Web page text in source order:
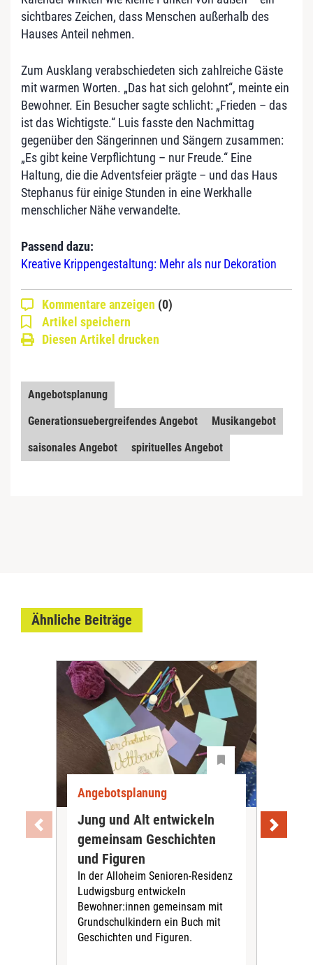
sichtbares Zeichen, dass Menschen außerhalb des
Hauses Anteil nehmen.
Zum Ausklang verabschiedeten sich zahlreiche Gäste
mit warmen Worten. „Das hat sich gelohnt“, meinte ein
Bewohner. Ein Besucher sagte schlicht: „Frieden – das
ist das Wichtigste.“ Luis fasste den Nachmittag
gegenüber den Sängerinnen und Sängern zusammen:
„Es gibt keine Verpflichtung – nur Freude.“ Eine
Haltung, die die Adventsfeier prägte – und das Haus
Stephanus für einige Stunden in eine Werkhalle
menschlicher Nähe verwandelte.
Passend dazu:
Kreative Krippengestaltung: Mehr als nur Dekoration
Kommentare anzeigen (0)
Artikel speichern
Diesen Artikel drucken
Angebotsplanung
Generationsuebergreifendes Angebot
Musikangebot
saisonales Angebot
spirituelles Angebot
Ähnliche Beiträge
Angebotsplanung
Jung und Alt entwickeln
gemeinsam Geschichten
und Figuren
In der Alloheim Senioren-Residenz
Ludwigsburg entwickeln
Bewohner:innen gemeinsam mit
Grundschulkindern ein Buch mit
Geschichten und Figuren.